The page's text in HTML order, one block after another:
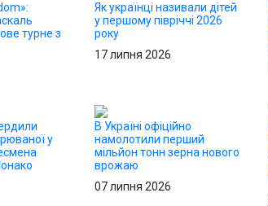
турне з
Як українці називали дітей
у першому півріччі 2026
року
17 липня 2026
у
В Україні офіційно
намолотили перший
мільйон тонн зерна нового
врожаю
07 липня 2026